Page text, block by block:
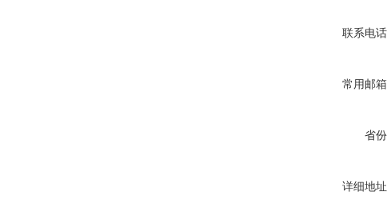
联系电话
常用邮箱
省份
详细地址